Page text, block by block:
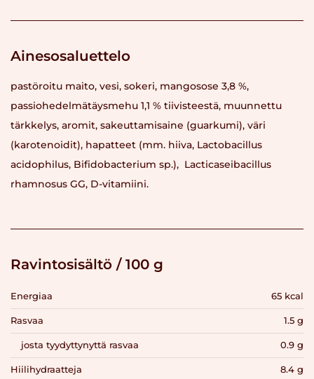
Ainesosaluettelo
pastöroitu maito, vesi, sokeri, mangosose 3,8 %,
passiohedelmätäysmehu 1,1 % tiivisteestä, muunnettu
tärkkelys, aromit, sakeuttamisaine (guarkumi), väri
(karotenoidit), hapatteet (mm. hiiva, Lactobacillus
acidophilus, Bifidobacterium sp.), Lacticaseibacillus
rhamnosus GG, D-vitamiini.
Ravintosisältö / 100 g
Energiaa 65 kcal
Rasvaa 1.5 g
josta tyydyttynyttä rasvaa 0.9 g
Hiilihydraatteja 8.4 g